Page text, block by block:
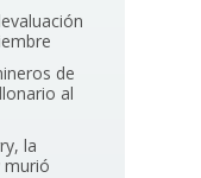
de
al
la
murió